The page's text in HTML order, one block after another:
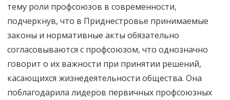
тему роли профсоюзов в современности,
подчеркнув, что в Приднестровье принимаемые
законы и нормативные акты обязательно
согласовываются с профсоюзом, что однозначно
говорит о их важности при принятии решений,
касающихся жизнедеятельности общества. Она
поблагодарила лидеров первичных профсоюзных